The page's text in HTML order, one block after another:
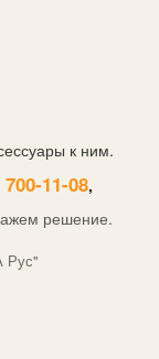
к ним.
11-08,
решение.
Рус"